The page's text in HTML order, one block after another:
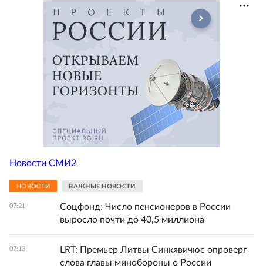
Новости СМИ2
НОВОСТИ ВАЖНЫЕ НОВОСТИ
07:21
Соцфонд: Число пенсионеров в России
выросло почти до 40,5 миллиона
07:13
LRT: Премьер Литвы Синкявичюс опроверг
слова главы минобороны о России